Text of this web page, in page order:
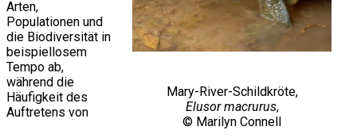
Mary-River-Schildkröte,
Elusor macrurus,
© Marilyn Connell
Arten,
Populationen und
die Biodiversität in
beispiellosem
Tempo ab,
während die
Häufigkeit des
Auftretens von